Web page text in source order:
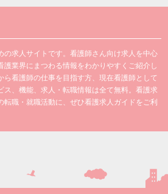
求人サイトです。看護師さん向け求人を中心
業界にまつわる情報をわかりやすくご紹介し
看護師の仕事を目指す方、現在看護師として
、機能、求人・転職情報は全て無料。看護求
職・就職活動に、ぜひ看護求人ガイドをご利